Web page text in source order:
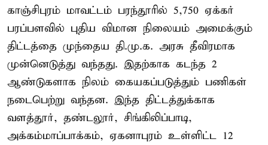
காஞ்சிபுரம் மாவட்டம் பரந்தூரில் 5,750 ஏக்கர்
பரப்பளவில் புதிய விமான நிலையம் அமைக்கும்
திட்டத்தை முந்தைய தி.மு.க. அரசு தீவிரமாக
முன்னெடுத்து வந்தது. இதற்காக கடந்த 2
ஆண்டுகளாக நிலம் கையகப்படுத்தும் பணிகள்
நடைபெற்று வந்தன. இந்த திட்டத்துக்காக
வளத்தூர், தண்டலூர், சிங்கிலிப்பாடி,
அக்கம்மாப்பாக்கம், ஏகனாபுரம் உள்ளிட்ட 12